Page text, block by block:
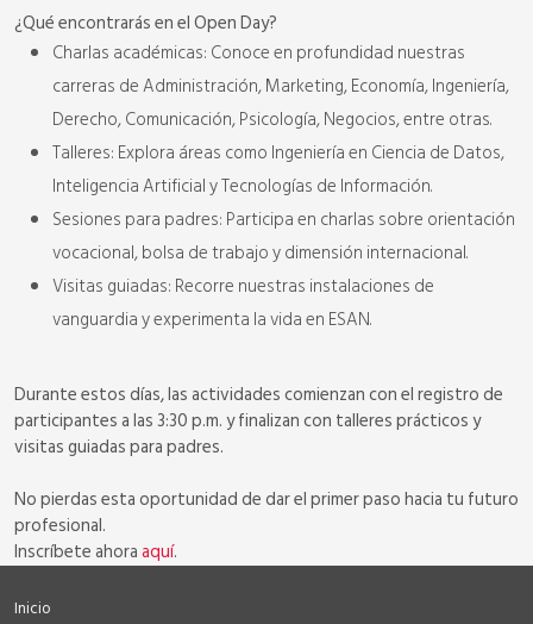
¿Qué encontrarás en el Open Day?
Charlas académicas: Conoce en profundidad nuestras
carreras de Administración, Marketing, Economía, Ingeniería,
Derecho, Comunicación, Psicología, Negocios, entre otras.
Talleres: Explora áreas como Ingeniería en Ciencia de Datos,
Inteligencia Artificial y Tecnologías de Información.
Sesiones para padres: Participa en charlas sobre orientación
vocacional, bolsa de trabajo y dimensión internacional.
Visitas guiadas: Recorre nuestras instalaciones de
vanguardia y experimenta la vida en ESAN.
Durante estos días, las actividades comienzan con el registro de
participantes a las 3:30 p.m. y finalizan con talleres prácticos y
visitas guiadas para padres.
No pierdas esta oportunidad de dar el primer paso hacia tu futuro
profesional.
Inscríbete ahoraaquí.
Inicio